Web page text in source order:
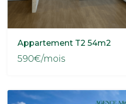
Appartement T2 54m2
590€/mois